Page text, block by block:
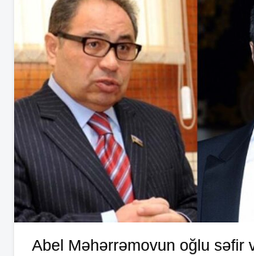
Abel Məhərrəmovun oğlu səfir